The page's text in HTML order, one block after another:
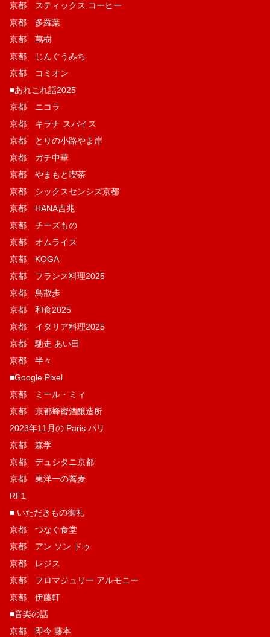
京都 スティックス コーヒー
京都 多羅葉
京都 萬樹
京都 じんぐうみち
京都 コミオン
■あれこれ話2025
京都 ニコラ
京都 キラナ スパイス
京都 とりの小路やま岸
京都 ガチ中華
京都 やまもと喫茶
京都 シックスセンシズ京都
京都 HANA吉兆
京都 チーズもの
京都 オムライス
京都 KOGA
京都 フランス料理2025
京都 鳥散歩
京都 和食2025
京都 イタリア料理2025
京都 馳走 あい田
京都 半々
■Google Pixel
京都 ミール・ミィ
京都 京都蜂蜜酒醸造所
2023年11月の Paris パリ
京都 森学
京都 デュシタニ京都
京都 東洋一の蕎麦
RF1
■ いただきもの御礼
京都 つなぐ食堂
京都 アン ソン ドゥ
京都 レジス
京都 フロマジュリー アルモニー
京都 伊藤軒
■音楽の話
京都 即今 藤本